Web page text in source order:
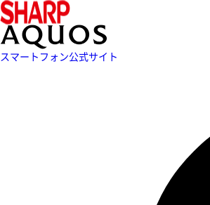
スマートフォン公式サイト